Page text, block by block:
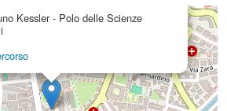
Kessler - Polo delle Scienze